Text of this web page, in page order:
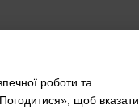
роботи та
щоб вказати